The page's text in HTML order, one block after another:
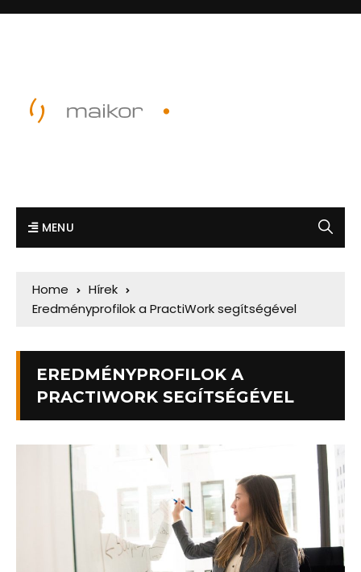
MENU
Home
Hírek
Eredményprofilok a PractiWork segítségével
EREDMÉNYPROFILOK A
PRACTIWORK SEGÍTSÉGÉVEL